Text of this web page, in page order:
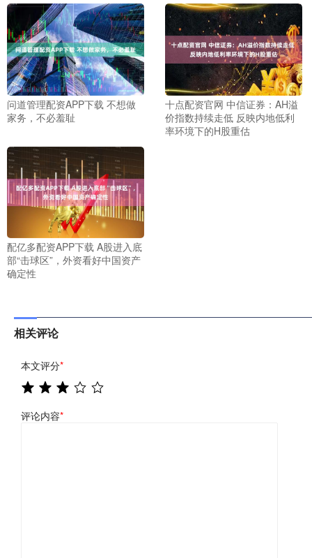
问道管理配资APP下载 不想做
家务，不必羞耻
十点配资官网 中信证券：AH溢
价指数持续走低 反映内地低利
率环境下的H股重估
配亿多配资APP下载 A股进入底
部“击球区”，外资看好中国资产
确定性
相关评论
本文评分*
评论内容*